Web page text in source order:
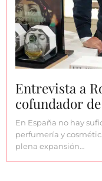
Entrevista a
cofundador
En España no hay
perfumería y
plena expansión…